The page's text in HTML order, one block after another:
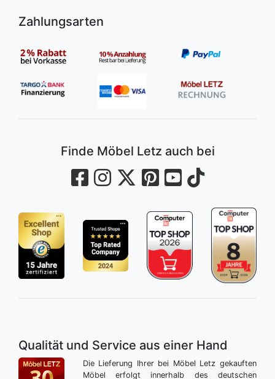
Zahlungsarten
Finde Möbel Letz auch bei
Qualität und Service aus einer Hand
Die Lieferung Ihrer bei Möbel Letz gekauften
Möbel erfolgt innerhalb des deutschen